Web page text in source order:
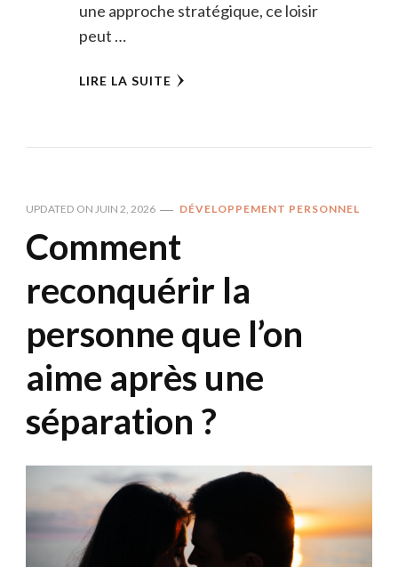
une approche stratégique, ce loisir
peut …
LIRE LA SUITE
UPDATED ON JUIN 2, 2026 DÉVELOPPEMENT PERSONNEL
Comment
reconquérir la
personne que l’on
aime après une
séparation ?